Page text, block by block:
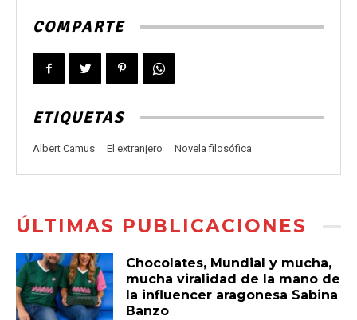
COMPARTE
ETIQUETAS
Albert Camus El extranjero Novela filosófica
ÚLTIMAS PUBLICACIONES
Chocolates, Mundial y mucha,
mucha viralidad de la mano de
la influencer aragonesa Sabina
Banzo